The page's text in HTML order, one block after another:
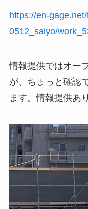
https://en-
0512_saiyo/
情報提供ではオー
が、ちょっと確認
ます。情報提供あ